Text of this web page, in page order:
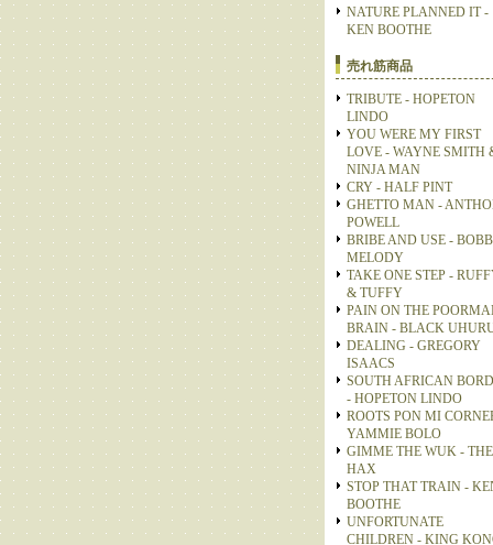
NATURE PLANNED IT -
KEN BOOTHE
売れ筋商品
TRIBUTE - HOPETON
LINDO
YOU WERE MY FIRST
LOVE - WAYNE SMITH
NINJA MAN
CRY - HALF PINT
GHETTO MAN -
POWELL
BRIBE AND USE -
MELODY
TAKE ONE STEP -
& TUFFY
PAIN ON THE
BRAIN - BLACK
DEALING - GREGORY
ISAACS
SOUTH AFRICAN
- HOPETON LINDO
ROOTS PON MI
YAMMIE BOLO
GIMME THE WUK - THE
HAX
STOP THAT TRAIN -
BOOTHE
UNFORTUNATE
CHILDREN - KING